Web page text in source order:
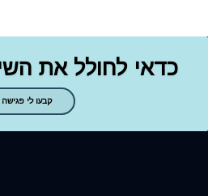
כדאי לחולל את
קבעו לי פגישה